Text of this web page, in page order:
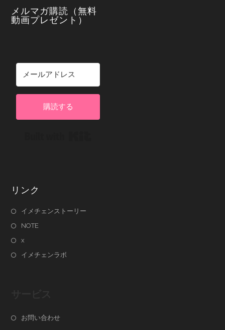
メルマガ購読（無料
動画プレゼント）
購読する
リンク
イメチェンストーリー
NOTE
x
イメチェンラボ
お問い合わせ